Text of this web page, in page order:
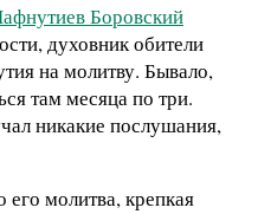
Боровский
духовник обители
на молитву. Бывало,
там месяца по три.
никакие послушания,
молитва, крепкая